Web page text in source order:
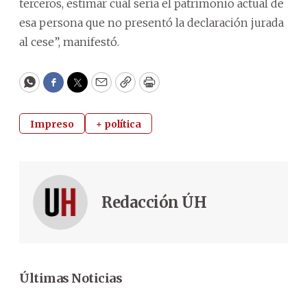
terceros, estimar cuál sería el patrimonio actual de
esa persona que no presentó la declaración jurada
al cese”, manifestó.
WhatsApp
Facebook
Twitter
EmailCopyPrint
Impreso + política
Redacción ÚH
Últimas Noticias